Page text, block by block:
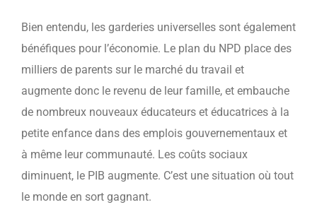
Bien entendu, les garderies universelles sont également
bénéfiques pour l’économie. Le plan du NPD place des
milliers de parents sur le marché du travail et
augmente donc le revenu de leur famille, et embauche
de nombreux nouveaux éducateurs et éducatrices à la
petite enfance dans des emplois gouvernementaux et
à même leur communauté. Les coûts sociaux
diminuent, le PIB augmente. C’est une situation où tout
le monde en sort gagnant.